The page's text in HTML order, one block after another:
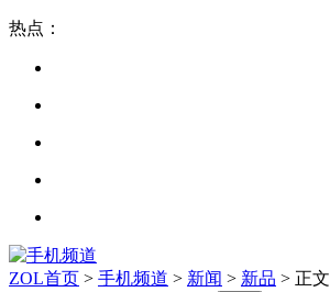
热点：
ZOL首页 > 手机频道 > 新闻 > 新品 > 正文